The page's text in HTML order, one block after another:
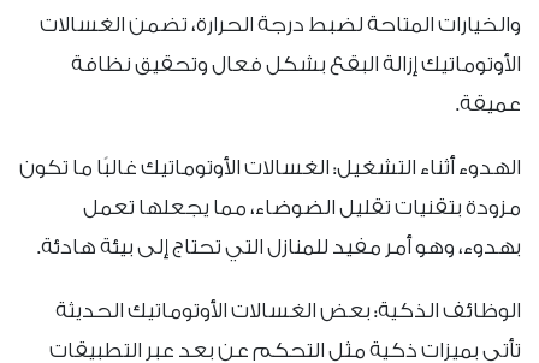
والخيارات المتاحة لضبط درجة الحرارة، تضمن الغسالات
الأوتوماتيك إزالة البقع بشكل فعال وتحقيق نظافة
عميقة.
الهدوء أثناء التشغيل: الغسالات الأوتوماتيك غالبًا ما تكون
مزودة بتقنيات تقليل الضوضاء، مما يجعلها تعمل
بهدوء، وهو أمر مفيد للمنازل التي تحتاج إلى بيئة هادئة.
الوظائف الذكية: بعض الغسالات الأوتوماتيك الحديثة
تأتي بميزات ذكية مثل التحكم عن بعد عبر التطبيقات